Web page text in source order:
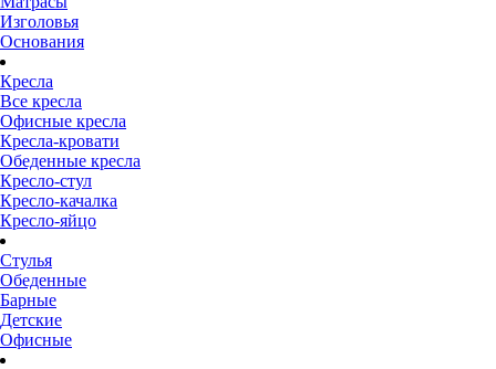
Изголовья
Основания
Кресла
Все кресла
Офисные кресла
Кресла-кровати
Обеденные кресла
Кресло-стул
Кресло-качалка
Кресло-яйцо
Стулья
Обеденные
Барные
Детские
Офисные